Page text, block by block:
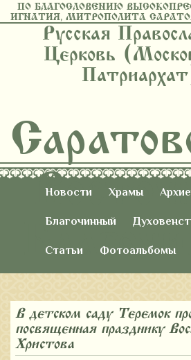
ПО БЛАГОСЛОВЕНИЮ
ИГНАТИЯ, МИТРОПОЛИТА
Русская
Церковь
Новости Храмы
Благочинный
Статьи
Фотоальбомы
В детском саду «Теремок»
посвященная празднику
Христова